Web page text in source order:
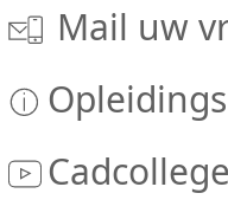
CAD-
Mail uw